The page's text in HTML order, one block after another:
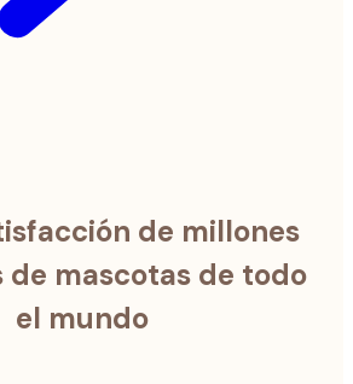
de millones
de mascotas de todo
el mundo